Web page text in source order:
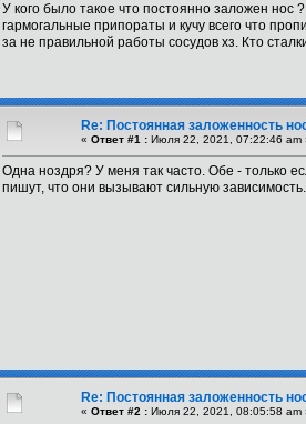
У кого было такое что постоянно заложен
гармогальные припораты и кучу всего что
за не правильной работы сосудов хз. Кто
Re: Постоянная заложенность
« Ответ #1 : Июля 22, 2021, 07:22:46 am
Одна ноздря? У меня так часто. Обе - только
пишут, что они вызывают сильную зависимость.
Re: Постоянная заложенность
« Ответ #2 : Июля 22, 2021, 08:05:58 am